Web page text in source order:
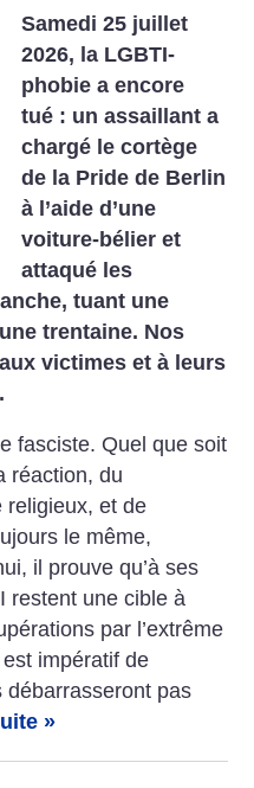
Samedi 25 juillet
2026, la LGBTI-
phobie a encore
tué : un assaillant a
chargé le cortège
de la Pride de Berlin
à l’aide d’une
voiture-bélier et
attaqué les
tuant une
trentaine. Nos
victimes et à leurs
fasciste. Quel que soit
réaction, du
religieux, et de
le même,
il prouve qu’à ses
restent une cible à
par l’extrême
impératif de
débarrasseront pas
»